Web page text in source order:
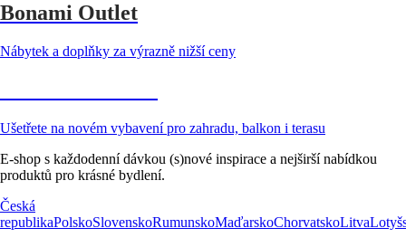
Bonami Outlet
Nábytek a doplňky za výrazně nižší ceny
Ušetřete na novém vybavení pro zahradu, balkon i terasu
E-shop s každodenní dávkou (s)nové inspirace a nejširší nabídkou
produktů pro krásné bydlení.
Česká
republikaPolskoSlovenskoRumunskoMaďarskoChorvatskoLitva